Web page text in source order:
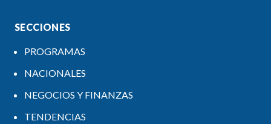
SECCIONES
PROGRAMAS
NACIONALES
NEGOCIOS Y FINANZAS
TENDENCIAS